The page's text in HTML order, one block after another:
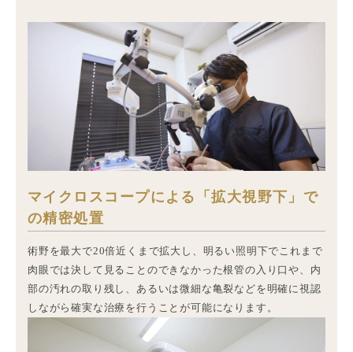
マイクロスコープによる「拡大視野下」で
の精密処置
術野を最大で20倍近くまで拡大し、明るい照明下でこれまで
肉眼では決して見ることのできなかった根管の入り口や、内
部の汚れの取り残し、あるいは微細な亀裂などを明確に視認
しながら確実な治療を行うことが可能になります。